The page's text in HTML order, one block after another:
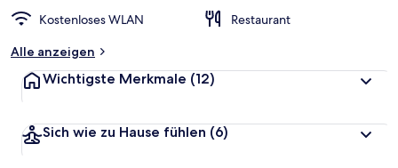
Kostenloses WLAN
Restaurant
Alle anzeigen
Wichtigste Merkmale (12)
Sich wie zu Hause fühlen (6)